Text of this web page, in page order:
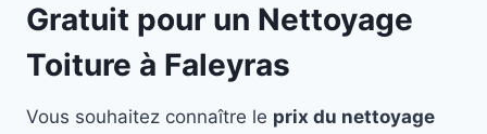
Gratuit pour un Nettoyage
Toiture à Faleyras
Vous souhaitez connaître le prix du nettoyage